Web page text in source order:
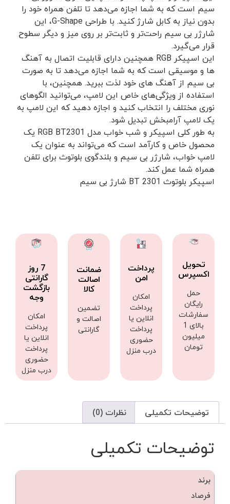
سیم است که به شما اجازه می‌دهد تا تلفن همراه خود را
بدون نیاز به کابل شارژ کنید. با طراحی G-Shape، این
شارژر بی سیم راحت‌تر و ثابت‌تر بر روی میز و دیگر سطوح
قرار می‌گیرد.
این اسپیکر RGB همچنین دارای قابلیت اتصال به آهنگ
ها و موسیقی است که به شما اجازه می‌دهد تا به صورت
بی سیم از آهنگ های خود لذت ببرید. همچنین، با
استفاده از ویژگی‌های خاص این لامپ، می‌توانید الگوهای
نوری مختلف را انتخاب کنید و اجازه دهید که این لامپ به
یک لامپ آرامبخش تبدیل شود.
به طور کلی اسپیکر و شب خواب مدل RGB BT2301 یک
محصول خاص و کارآمد است که می‌تواند به عنوان یک
لامپ خواب، شارژر بی سیم و بلندگوی بلوتوث برای تلفن
همراه شما عمل کند.
اسپیکر بلوتوث BT 2301 شارژ بی سیم
تحویل
اکسپرس
حمل
رایگان
سفارشات
بالای 1
میلیون
تومان
پرداخت
امن
امکان
پرداخت
انلاین یا
پرداخت
حضوری
درب منزل
ضمانت
اصالت
کالا
تضمین
اصالت و
گارانتی
7 روز
گارانتی
بازگشت
وجه
امکان
پرداخت
انلاین یا
پرداخت
حضوری
درب منزل
توضیحات تکمیلی نظرات (0)
توضیحات تکمیلی
برند
فرصاد